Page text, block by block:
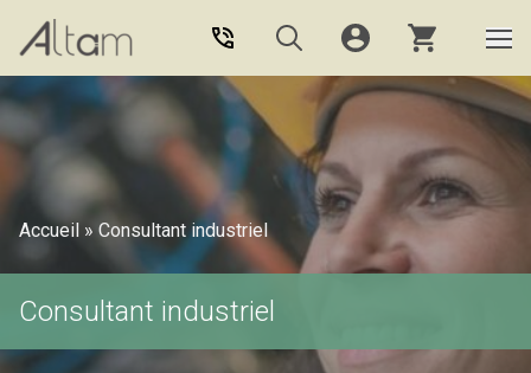
Aller au contenu principal
Accueil » Consultant industriel
Consultant industriel